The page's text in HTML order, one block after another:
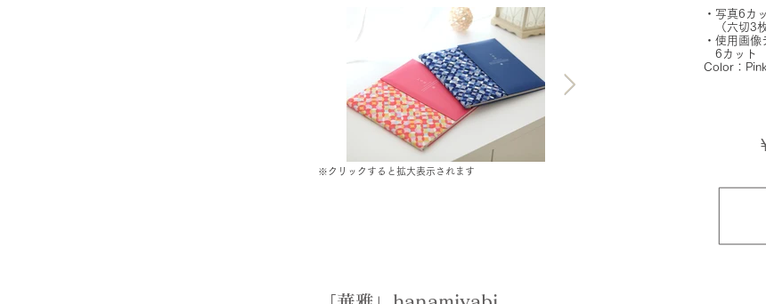
・写真6カ
（六切3枚
・使用画像
6カット
Color：
※クリックすると拡大表示されます